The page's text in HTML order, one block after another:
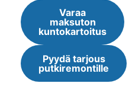
Varaa
maksuton
kuntokartoitus
Pyydä tarjous
putkiremontille